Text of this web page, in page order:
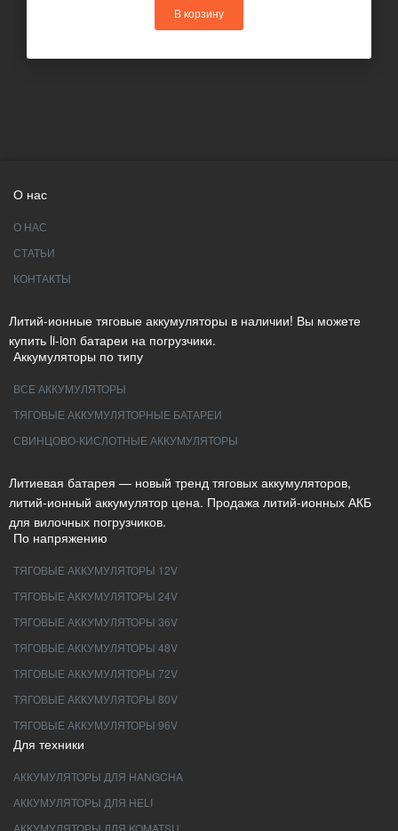
В корзину
О нас
О НАС
СТАТЬИ
КОНТАКТЫ
Литий-ионные тяговые аккумуляторы в наличии! Вы можете
купить li-ion батареи на погрузчики.
Аккумуляторы по типу
ВСЕ АККУМУЛЯТОРЫ
ТЯГОВЫЕ АККУМУЛЯТОРНЫЕ БАТАРЕИ
СВИНЦОВО-КИСЛОТНЫЕ АККУМУЛЯТОРЫ
Литиевая батарея — новый тренд тяговых аккумуляторов,
литий-ионный аккумулятор цена. Продажа литий-ионных АКБ
для вилочных погрузчиков.
По напряжению
ТЯГОВЫЕ АККУМУЛЯТОРЫ 12V
ТЯГОВЫЕ АККУМУЛЯТОРЫ 24V
ТЯГОВЫЕ АККУМУЛЯТОРЫ 36V
ТЯГОВЫЕ АККУМУЛЯТОРЫ 48V
ТЯГОВЫЕ АККУМУЛЯТОРЫ 72V
ТЯГОВЫЕ АККУМУЛЯТОРЫ 80V
ТЯГОВЫЕ АККУМУЛЯТОРЫ 96V
Для техники
АККУМУЛЯТОРЫ ДЛЯ HANGCHA
АККУМУЛЯТОРЫ ДЛЯ HELI
АККУМУЛЯТОРЫ ДЛЯ KOMATSU